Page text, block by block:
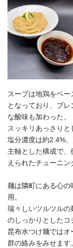
スープは地鶏をベ
となっており、ブ
な酸味も加わった、
スッキリあっさりと
塩分濃度は約2.4%
主軸とした構成で
えられたチューニン
麺は隣町にある心
用。
瑞々しいツルツル
のしっかりとしたコ
昆布水つけ麺では
群の絡みをみせます。